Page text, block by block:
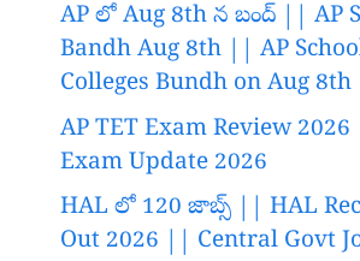
AP లో Aug 8th న బంద్ || AP
Bandh Aug 8th || AP
Colleges Bundh on Aug 8th
AP TET Exam Review
Exam Update 2026
HAL లో 120 జాబ్స్ || HAL
Out 2026 || Central Govt